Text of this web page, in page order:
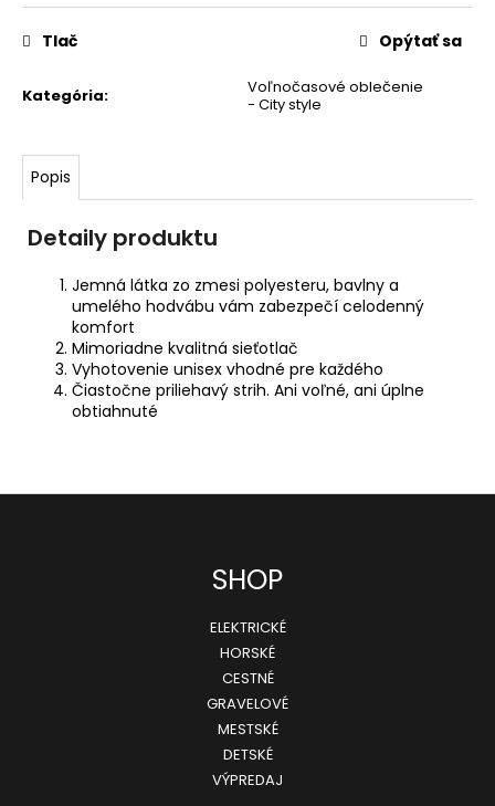
Kategória:
Voľnočasové oblečenie
- City style
Tlač Opýtať sa
Popis
Detaily produktu
Jemná látka zo zmesi polyesteru, bavlny a
umelého hodvábu vám zabezpečí celodenný
komfort
Mimoriadne kvalitná sieťotlač
Vyhotovenie unisex vhodné pre každého
Čiastočne priliehavý strih. Ani voľné, ani úplne
obtiahnuté
SHOP
ELEKTRICKÉ
HORSKÉ
CESTNÉ
GRAVELOVÉ
MESTSKÉ
DETSKÉ
VÝPREDAJ